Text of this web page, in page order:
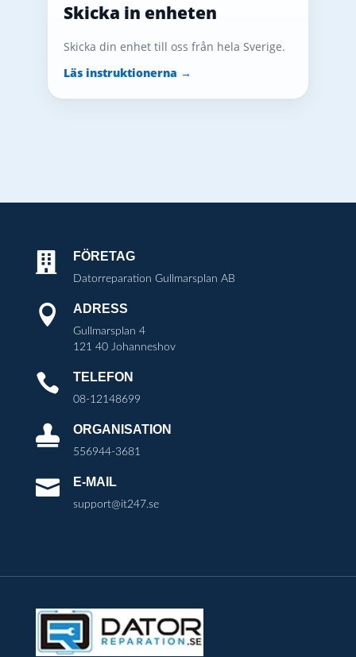
Skicka in enheten
Skicka din enhet till oss från hela Sverige.
Läs instruktionerna →
 FÖRETAG
Datorreparation Gullmarsplan AB
 ADRESS
Gullmarsplan 4
121 40 Johanneshov
 TELEFON
08-12148699
 ORGANISATION
556944-3681
 E-MAIL
support@it247.se